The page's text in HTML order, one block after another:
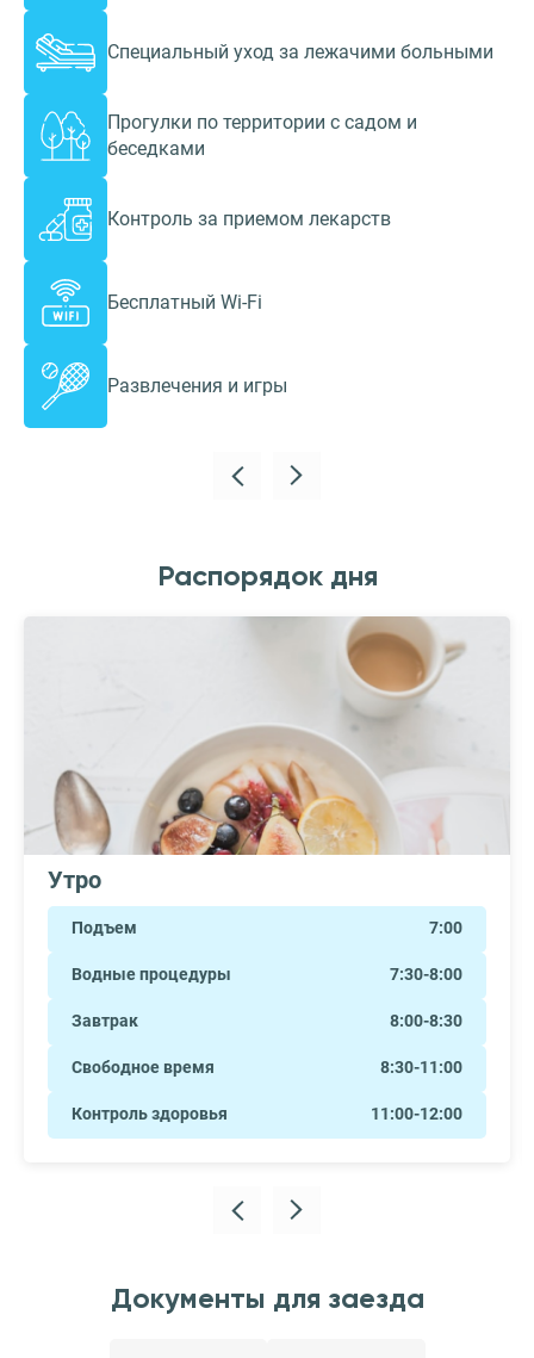
Специальный уход за лежачими больными
Прогулки по территории с садом и
беседками
Контроль за приемом лекарств
Бесплатный Wi-Fi
Развлечения и игры
Распорядок дня
Утро
Подъем 7:00
Водные процедуры 7:30-8:00
Завтрак 8:00-8:30
Свободное время 8:30-11:00
Контроль здоровья 11:00-12:00
Документы для заезда